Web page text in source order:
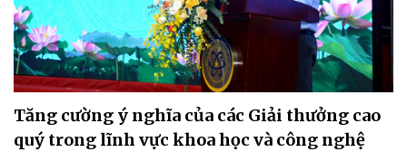
Tăng cường ý nghĩa của các Giải thưởng cao
quý trong lĩnh vực khoa học và công nghệ